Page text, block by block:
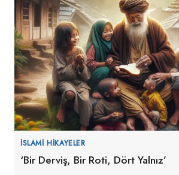
İSLAMI HIKAYELER
‘Bir Derviş, Bir Roti, Dört Yalnız’